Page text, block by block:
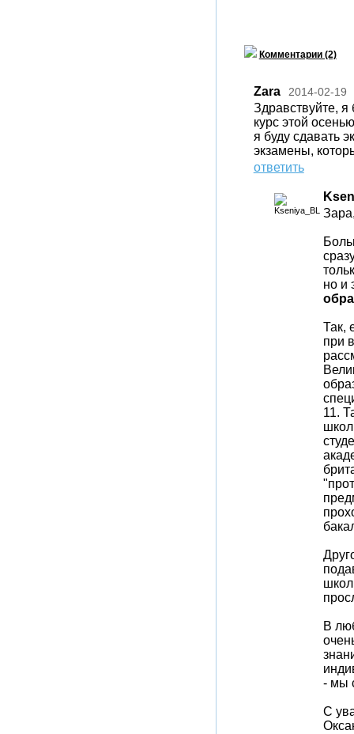
Комментарии (2)
Zara 2014-02-19
Здравствуйте, я
курс этой
я буду сдавать
экзамены,
ответить
но и
Так,
при
11.
В
- мы
С